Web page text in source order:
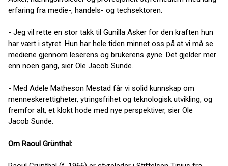
erfaring fra medie-, handels- og techsektoren.
- Jeg vil rette en stor takk til Gunilla Asker for den kraften hun
har vært i styret. Hun har hele tiden minnet oss på at vi må se
mediene gjennom leserens og brukerens øyne. Det gjelder mer
enn noen gang, sier Ole Jacob Sunde.
- Med Adele Matheson Mestad får vi solid kunnskap om
menneskerettigheter, ytringsfrihet og teknologisk utvikling, og
fremfor alt, et klokt hode med nye perspektiver, sier Ole
Jacob Sunde.
Om Raoul Grünthal: